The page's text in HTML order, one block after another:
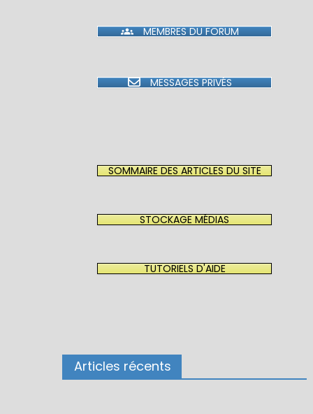
MEMBRES DU FORUM
MESSAGES PRIVÉS
SOMMAIRE DES ARTICLES DU SITE
STOCKAGE MÉDIAS
TUTORIELS D'AIDE
Articles récents